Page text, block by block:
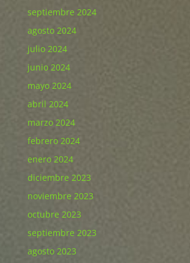
septiembre 2024
agosto 2024
julio 2024
junio 2024
mayo 2024
abril 2024
marzo 2024
febrero 2024
enero 2024
diciembre 2023
noviembre 2023
octubre 2023
septiembre 2023
agosto 2023